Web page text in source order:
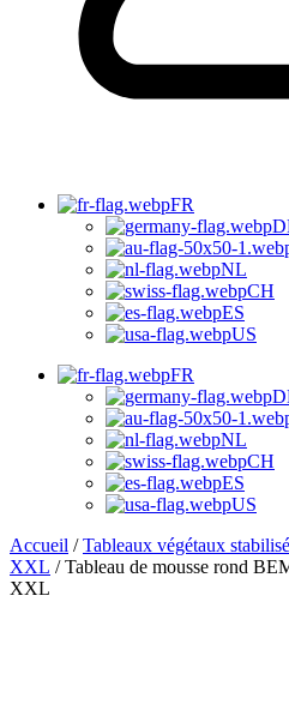
FR
NL
CH
ES
US
FR
NL
CH
ES
US
Accueil /Tableaux végétaux
XXL / Tableau de mousse rond
XXL